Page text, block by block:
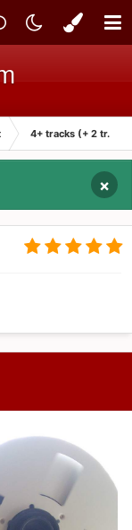
4+ tracks (+ 2 tr.
×